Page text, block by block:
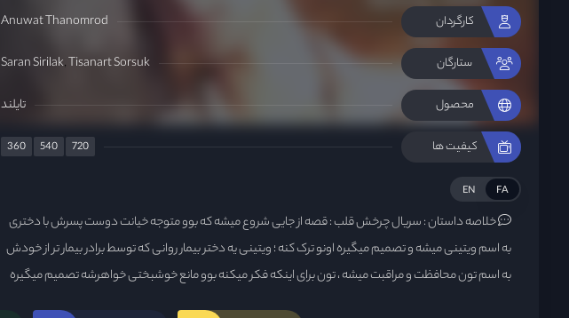
کارگردان Anuwat Thanomrod
ستارگان Saran Sirilak Tisanart Sorsuk
محصول تایلند
کیفیت ها 360 540 720
FA
EN
خلاصه داستان :سریال چرخش قلب : قصه از جایی شروع میشه که بوو متوجه خیانت دوست پسرش با دختری
به اسم ویتینی میشه و تصمیم میگیره اونو ترک کنه ؛ ویتینی یه دختر بیمار روانی که توسط برادر بیمار تر از خودش
به اسم تون محافظت و مراقبت میشه ، تون برای اینکه فکر میکنه بوو مانع خوشبختی خواهرشه تصمیم میگیره